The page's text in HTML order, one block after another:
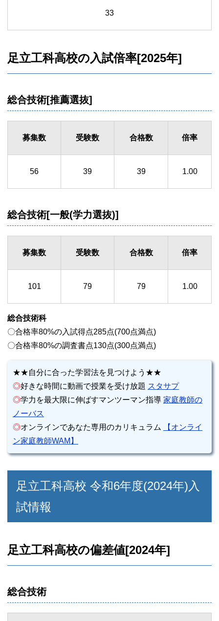
33
足立工科高校の入試倍率[2025年]
総合技術[推薦選抜]
募集数 受験数 合格数 倍率
56 39 39 1.00
総合技術[一般(学力選抜)]
募集数 受験数 合格数 倍率
101 79 79 1.00
総合技術科
〇合格率80%の入試得点285点(700点満点)
〇合格率80%の調査書点130点(300点満点)
★★自分に合った学習法を見つけよう★★
◎好きな時間に動画で授業を受け放題 スタサプ
◎学力を最大限に伸ばすマンツーマン指導 家庭教師の
ノーバス
◎オンラインであなた専用のカリキュラム
【オンライ
ン家庭教師WAM】
足立工科高校 令和6年度(2024年)入
試情報
足立工科高校の偏差値[2024年]
総合技術